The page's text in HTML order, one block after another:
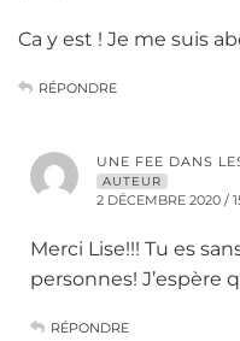
Ca y est ! Je me suis
RÉPONDRE
UNE FEE DANS
AUTEUR
2 DÉCEMBRE 2020 /
Merci Lise!!! Tu es
personnes! J’espère
RÉPONDRE